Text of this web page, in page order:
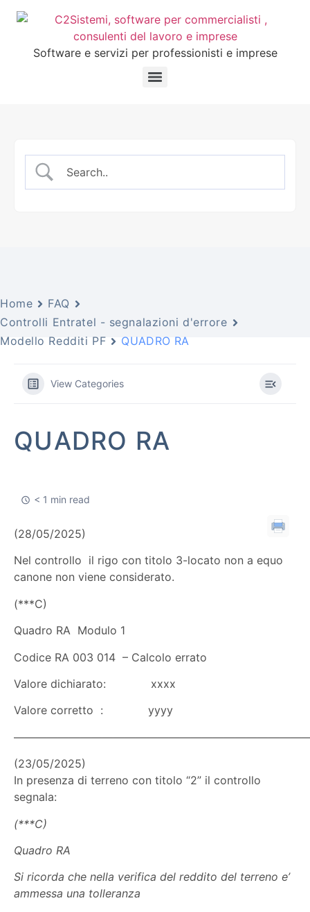
Software e servizi per professionisti e imprese
Home
FAQ
Controlli Entratel - segnalazioni d'errore
Modello Redditi PF
QUADRO RA
View Categories
QUADRO RA
< 1 min read
(28/05/2025)
Nel controllo il rigo con titolo 3-locato non a equo
canone non viene considerato.
(***C)
Quadro RA Modulo 1
Codice RA 003 014 – Calcolo errato
Valore dichiarato: xxxx
Valore corretto : yyyy
(23/05/2025)
In presenza di terreno con titolo “2” il controllo
segnala:
(***C)
Quadro RA
Si ricorda che nella verifica del reddito del terreno e’
ammessa una tolleranza